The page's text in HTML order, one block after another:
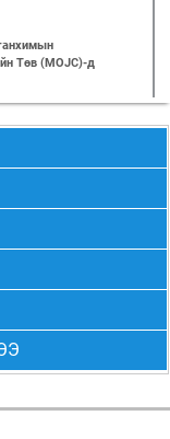
Төв (MOJC)-д
эхэллээ
элсэлт
29 дэх элсэлт
28 ДАХЬ
АМЖИЛТТАЙ БОЛЖ